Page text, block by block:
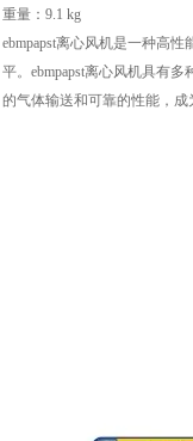
重量：9.1 kg
ebmpapst离心风机是一种高
平。ebmpapst离心风机具有
的气体输送和可靠的性能，